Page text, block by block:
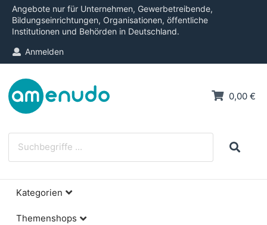
Angebote nur für Unternehmen, Gewerbetreibende,
Bildungseinrichtungen, Organisationen, öffentliche
Institutionen und Behörden in Deutschland.
Anmelden
0,00 €
Kategorien
Themenshops